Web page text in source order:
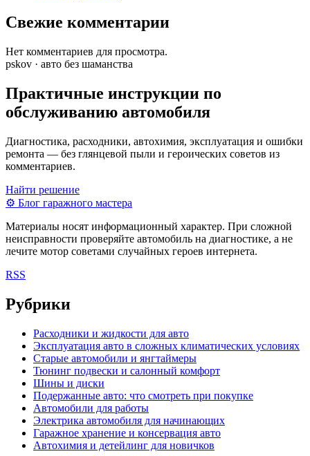
Свежие комментарии
Нет комментариев для просмотра.
pskov · авто без шаманства
Практичные инструкции по
обслуживанию автомобиля
Диагностика, расходники, автохимия, эксплуатация и ошибки
ремонта — без глянцевой пыли и героических советов из
комментариев.
Найти решение
⚙ Блог гаражного мастера
Материалы носят информационный характер. При сложной
неисправности проверяйте автомобиль на диагностике, а не
лечите мотор советами случайных героев интернета.
RSS
Рубрики
Расходники и жидкости для авто
Эксплуатация авто в сложных климатических условиях
Старые автомобили и янгтаймеры
Тюнинг подвески и салонный комфорт
Шины и диски
Подержанные авто: что смотреть при покупке
Автомобили для работы
Электрика автомобиля для начинающих
Гаражное хранение и консервация авто
Автохимия и детейлинг для новичков